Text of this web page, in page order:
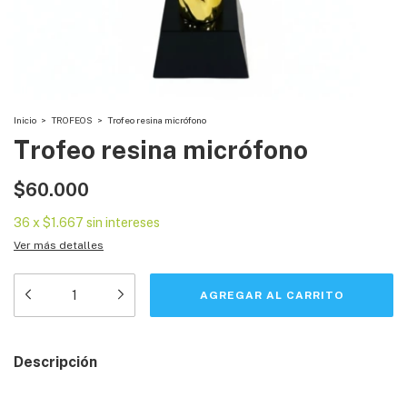
Inicio > TROFEOS > Trofeo resina micrófono
Trofeo resina micrófono
$60.000
36 x $1.667 sin intereses
Ver más detalles
Descripción